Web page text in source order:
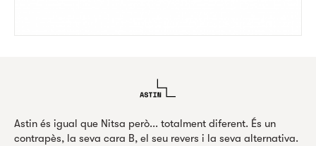
Astin és igual que Nitsa però... totalment diferent. És un
contrapès, la seva cara B, el seu revers i la seva alternativa.